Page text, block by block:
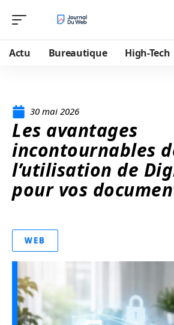
Actu Bureautique High-Tech
30 mai 2026
Les avantages
incontournables
l’utilisation de
pour vos
WEB